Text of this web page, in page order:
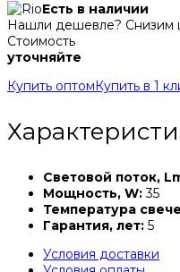
Есть в наличии
Нашли дешевле? Снизим
Стоимость
уточняйте
Купить оптом Купить в 1
Световой поток,
Мощность, W:35
Температура
Гарантия, лет: 5
Условия доставки